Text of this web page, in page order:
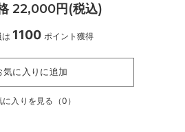
22,000円(税込)
は 1100 ポイント獲得
気に入りに追加
に入りを見る（0 ）